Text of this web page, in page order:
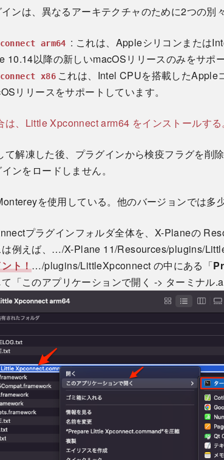
ンは、異なるアーキテクチャのために2つの別
arm64 : これは、Appleシリコンまたは
10.14以降の新しいmacOSリリースのみをサポ
x86 これは、Intel CPUを搭載したApple
リリースをサポートしています。
は、Little Xpconnect arm64 をインストールする
て解凍した後、プラグインから検疫フラグを削
ンをロードしません。
を使用している。他のバージョンでは多
プラグインフォルダ全体を、X-Planeの
例えば、…/X-Plane 11/Resources/plugins/
ト！…/plugins/LittleXpconnect の中にある「
「このアプリケーションで開く -> ターミナル